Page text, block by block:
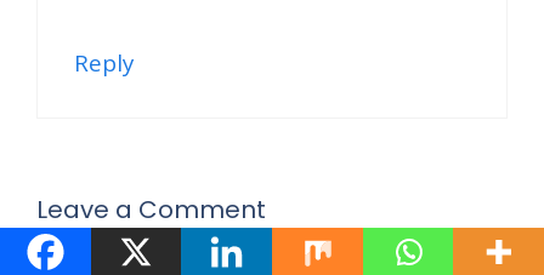
Reply
Leave a Comment